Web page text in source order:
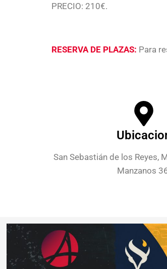
PRECIO: 210€.
RESERVA DE PLAZAS: Para
San Sebastián de los Reyes,
Manzanos